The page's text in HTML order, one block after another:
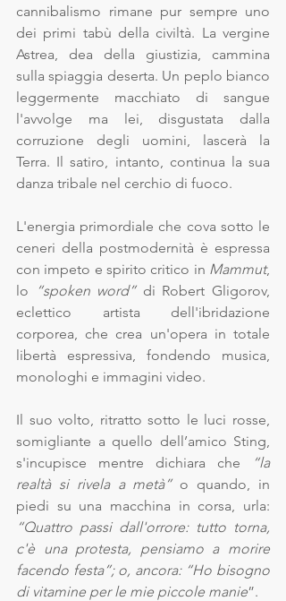
cannibalismo rimane pur sempre uno
dei primi tabù della civiltà. La vergine
Astrea, dea della giustizia, cammina
sulla spiaggia deserta. Un peplo bianco
leggermente macchiato di sangue
l'avvolge ma lei, disgustata dalla
corruzione degli uomini, lascerà la
Terra. Il satiro, intanto, continua la sua
danza tribale nel cerchio di fuoco.
L'energia primordiale che cova sotto le
ceneri della postmodernità è espressa
con impeto e spirito critico in Mammut,
lo
“spoken word” di Robert Gligorov,
eclettico artista dell'ibridazione
corporea, che crea un'opera in totale
libertà espressiva, fondendo musica,
monologhi e immagini video.
Il suo volto, ritratto sotto le luci rosse,
somigliante a quello dell’amico Sting,
s'incupisce mentre dichiara che
“la
realtà si rivela a metà” o quando, in
“Quattro passi dall'orrore: tutto torna,
c'è una protesta, pensiamo a morire
facendo festa”; o, ancora: “Ho bisogno
di vitamine per le mie piccole manie”.